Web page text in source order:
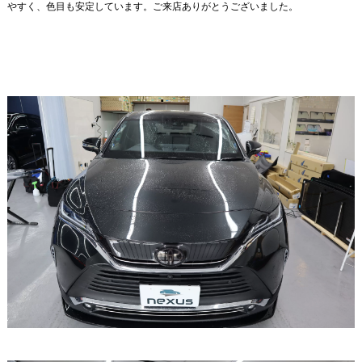
やすく、色目も安定しています。ご来店ありがとうございました。